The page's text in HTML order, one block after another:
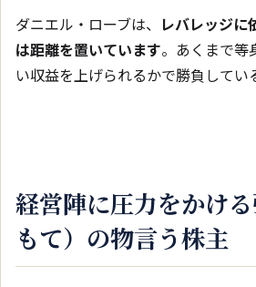
ダニエル・ローブは、 レバレッジに
は距離を置いています。あくまで等
い収益を上げられるかで勝負してい
経営陣に圧力をかけ
もて）の物言う株主